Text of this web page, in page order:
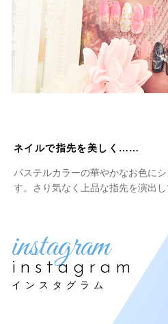
ネイルで指先を美しく……
パステルカラーの華やかなお色に
す。さり気なく上品な指先を演出し
instagram
instagram
インスタグラム